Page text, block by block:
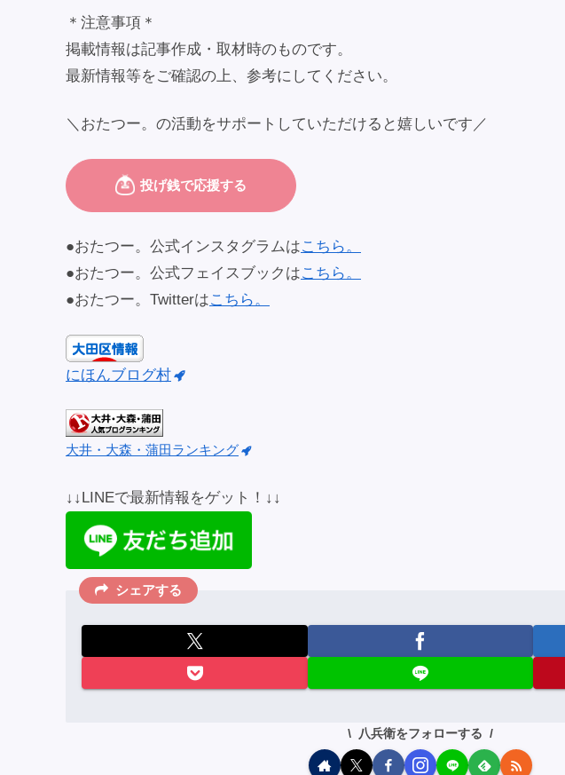
＊注意事項＊
掲載情報は記事作成・取材時のものです。
最新情報等をご確認の上、参考にしてください。
＼おたつー。の活動をサポートしていただけると嬉しいです／
●おたつー。公式インスタグラムはこちら。
●おたつー。公式フェイスブックはこちら。
●おたつー。Twitterはこちら。
にほんブログ村
大井・大森・蒲田ランキング
↓↓LINEで最新情報をゲット！↓↓
シェアする
八兵衛をフォローする